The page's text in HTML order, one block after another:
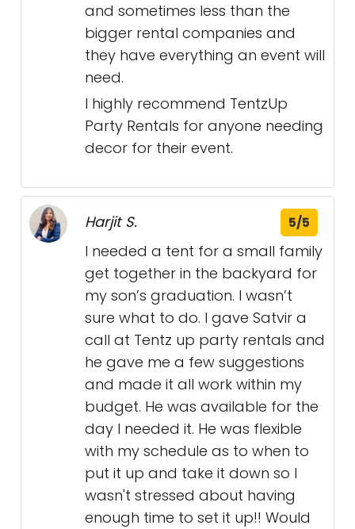
and sometimes less than the
bigger rental companies and
they have everything an event will
need.
I highly recommend TentzUp
Party Rentals for anyone needing
decor for their event.
Harjit S. 5/5
I needed a tent for a small family
get together in the backyard for
my son’s graduation. I wasn’t
sure what to do. I gave Satvir a
call at Tentz up party rentals and
he gave me a few suggestions
and made it all work within my
budget. He was available for the
day I needed it. He was flexible
with my schedule as to when to
put it up and take it down so I
wasn't stressed about having
enough time to set it up!! Would